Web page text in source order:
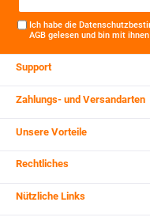
Ich habe die
AGB gelesen und bin mit
Support
Zahlungs- und Versandarten
Unsere Vorteile
Rechtliches
Nützliche Links